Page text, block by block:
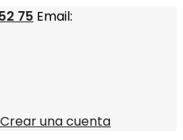
75 Email:
Crear una cuenta